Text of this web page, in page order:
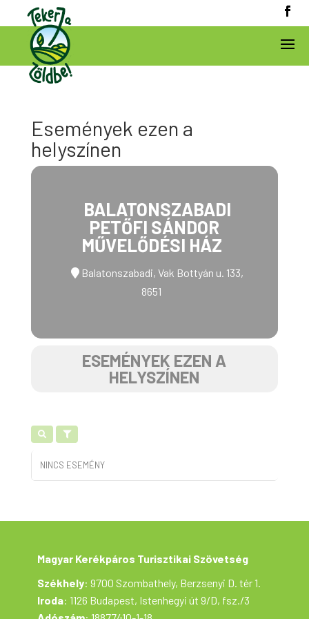
Események ezen a
helyszínen
BALATONSZABADI
PETŐFI SÁNDOR
MŰVELŐDÉSI HÁZ
Balatonszabadi, Vak Bottyán u. 133,
8651
ESEMÉNYEK EZEN A
HELYSZÍNEN
NINCS ESEMÉNY
Magyar Kerékpáros Turisztikai Szövetség
Székhely: 9700 Szombathely, Berzsenyi D. tér 1.
Iroda: 1126 Budapest, Istenhegyi út 9/D, fsz./3